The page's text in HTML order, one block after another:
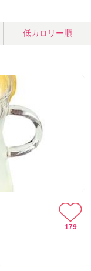
低カロリー順
179